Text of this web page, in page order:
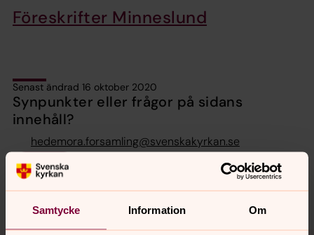
Samtycke Information Om
Föreskrifter Minneslund
Senast ändrad 16 oktober 2020
Synpunkter eller frågor på sidans
innehåll?
hedemora.forsamling@svenskakyrkan.se
Dela